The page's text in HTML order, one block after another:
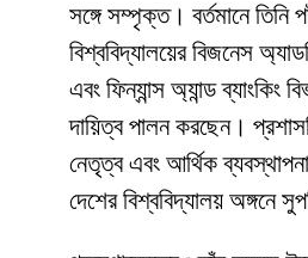
সঙ্গে সম্পৃক্ত। বর্তমানে তিনি
বিশ্ববিদ্যালয়ের বিজনেস
এবং ফিন্যান্স অ্যান্ড ব্যাংকিং
দায়িত্ব পালন করছেন।
নেতৃত্ব এবং আর্থিক
দেশের বিশ্ববিদ্যালয় অঙ্গনে